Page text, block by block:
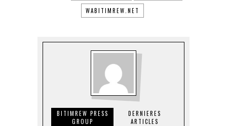
WABITIMREW.NET
BITIMREW PRESS
GROUP
DERNIERES
ARTICLES